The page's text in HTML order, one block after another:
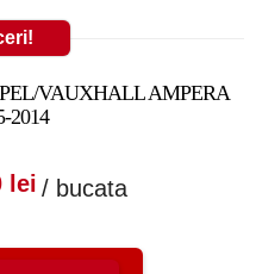
VAUXHALL AMPERA
2014
inițial a fost:
lei
Prețul curent
/ bucata